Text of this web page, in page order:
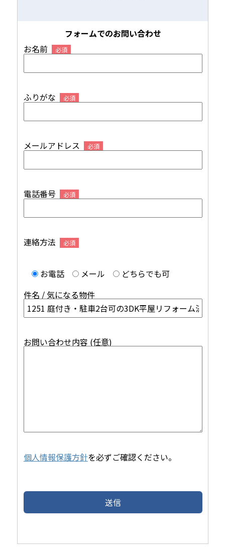
フォームでのお問い合わせ
お名前
必須
ふりがな 必須
メールアドレス 必須
電話番号 必須
連絡方法 必須
お電話 メール
どちらでも可
件名 / 気になる物件
お問い合わせ内容 (任意)
個人情報保護方針を必ずご確認ください。